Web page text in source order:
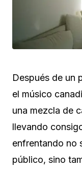
Después de un
el músico
una mezcla de
llevando
enfrentando no
público, sino